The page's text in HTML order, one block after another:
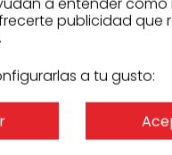
publicidad que
a tu gusto: